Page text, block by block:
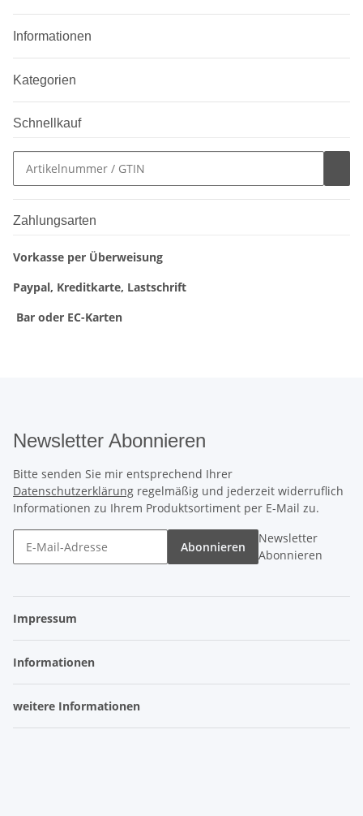
Informationen
Kategorien
Schnellkauf
Zahlungsarten
Vorkasse per Überweisung
Paypal, Kreditkarte, Lastschrift
Bar oder EC-Karten
Newsletter Abonnieren
Bitte senden Sie mir entsprechend Ihrer
Datenschutzerklärung regelmäßig und jederzeit widerruflich
Informationen zu Ihrem Produktsortiment per E-Mail zu.
Abonnieren
Newsletter
Abonnieren
Impressum
Informationen
weitere Informationen